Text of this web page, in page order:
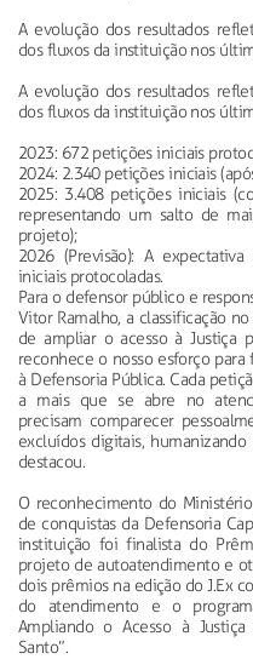
A evolução dos resultados
dos fluxos da instituição nos
A evolução dos resultados
dos fluxos da instituição nos
2023: 672 petições iniciais
2024: 2.340 petições iniciais
2025: 3.408 petições iniciais
representando um salto de
projeto);
2026 (Previsão): A
iniciais protocoladas.
Para o defensor público e
Vitor Ramalho, a classificação
de ampliar o acesso à Justiça
reconhece o nosso esforço
à Defensoria Pública. Cada
a mais que se abre no
precisam comparecer
excluídos digitais,
destacou.
O reconhecimento do
de conquistas da Defensoria
instituição foi finalista do
projeto de autoatendimento e
dois prêmios na edição do J.Ex
do atendimento e o
Ampliando o Acesso à
Santo”.